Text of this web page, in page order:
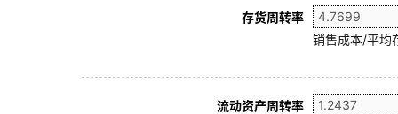
存货周转率
销售成本/平均
流动资产周转率